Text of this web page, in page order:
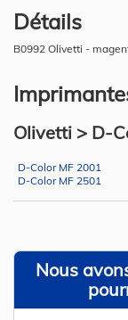
Détails
B0992 Olivetti -
Olivetti > D-
D-Color MF 2001
D-Color MF 2501
Nous